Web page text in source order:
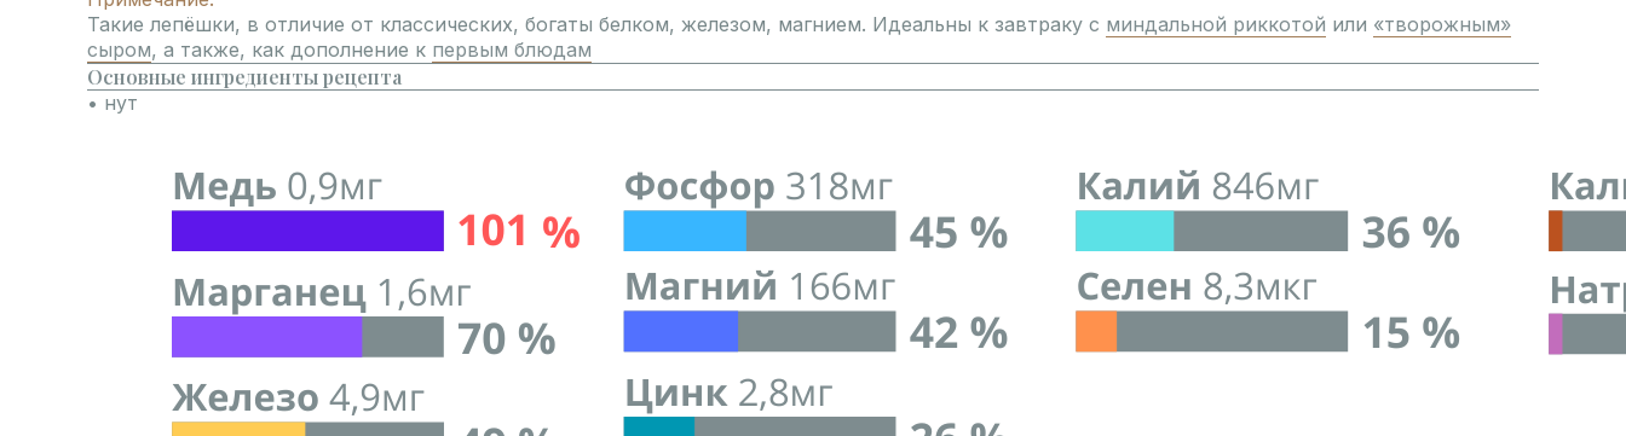
Такие лепёшки, в отличие от классических, богаты белком, железом, магнием. Идеальны к завтраку с миндальной риккотой или «творожным»
сыром, а также, как дополнение к первым блюдам
Основные ингредиенты рецепта
• нут